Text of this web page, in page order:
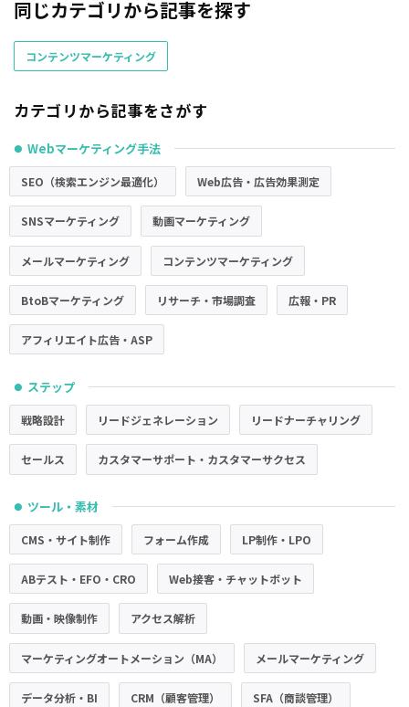
同じカテゴリから記事を探す
コンテンツマーケティング
カテゴリから記事をさがす
● Webマーケティング手法
SEO（検索エンジン最適化） Web広告・広告効果測定
SNSマーケティング 動画マーケティング
メールマーケティング コンテンツマーケティング
BtoBマーケティング リサーチ・市場調査 広報・PR
アフィリエイト広告・ASP
● ステップ
戦略設計 リードジェネレーション リードナーチャリング
セールス カスタマーサポート・カスタマーサクセス
● ツール・素材
CMS・サイト制作 フォーム作成 LP制作・LPO
ABテスト・EFO・CRO Web接客・チャットボット
動画・映像制作 アクセス解析
マーケティングオートメーション（MA） メールマーケティング
データ分析・BI CRM（顧客管理） SFA（商談管理）